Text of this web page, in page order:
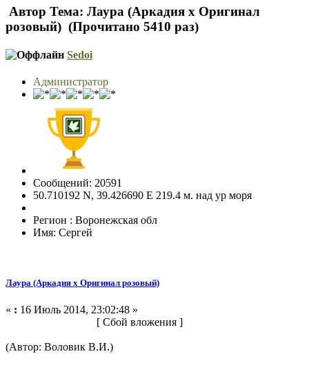
Автор Тема: Лаура (Аркадия х Оригинал
розовый) (Прочитано 5410 раз)
Sedoi
Администратор
Сообщений: 20591
50.710192 N, 39.426690 E 219.4 м. над ур моря
Регион : Воронежская обл
Имя: Сергей
Лаура (Аркадия х Оригинал розовый)
« : 16 Июль 2014, 23:02:48 »
[ Сбой вложения ]
(Автор: Воловик В.И.)